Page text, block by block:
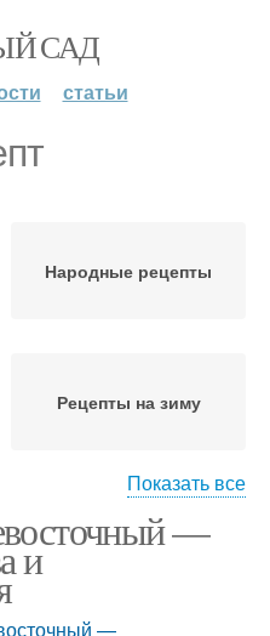
САД
статьи
Народные рецепты
Рецепты на зиму
Пошаговый рецепт
Показать все
—
и